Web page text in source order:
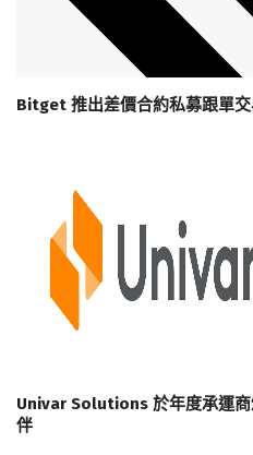
Bitget 推出差價合約私募跟單
Univar Solutions 於年度承運
伴